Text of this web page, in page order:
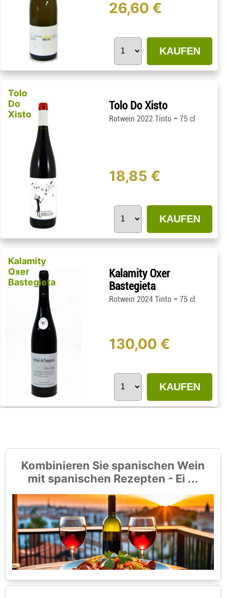
26,60 €
KAUFEN
Tolo
Do
Xisto
Tolo Do Xisto
Rotwein 2022 Tinto -75 cl
18,85 €
KAUFEN
Kalamity
Oxer
Bastegieta
Kalamity Oxer
Bastegieta
Rotwein 2024 Tinto -75 cl
130,00 €
KAUFEN
Kombinieren Sie spanischen Wein
mit spanischen Rezepten - Ei ...